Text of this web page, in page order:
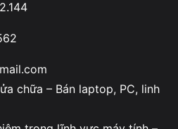
nâng cấp thực tế
cấu hình
10 năm kinh nghiệm trong
chữa – Bán laptop, PC, linh